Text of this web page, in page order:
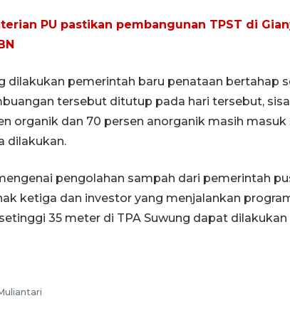
PU pastikan pembangunan TPST di
dilakukan pemerintah baru penataan bertahap
tersebut ditutup pada hari tersebut,
organik dan 70 persen anorganik masih masuk
dilakukan.
pengolahan sampah dari pemerintah
ketiga dan investor yang menjalankan
35 meter di TPA Suwung dapat
Pelanggan